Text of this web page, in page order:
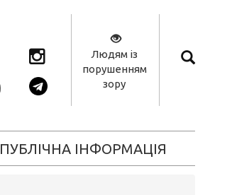
Людям із
порушенням
зору
ПУБЛІЧНА ІНФОРМАЦІЯ